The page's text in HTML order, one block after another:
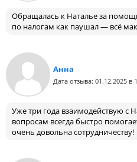
Обращалась к Наталье за
по налогам как паушал — всё
Анна
Дата отзыва: 01.12.2025 в
Уже три года взаимодействую с
вопросам всегда быстро
очень довольна сотрудничеству!